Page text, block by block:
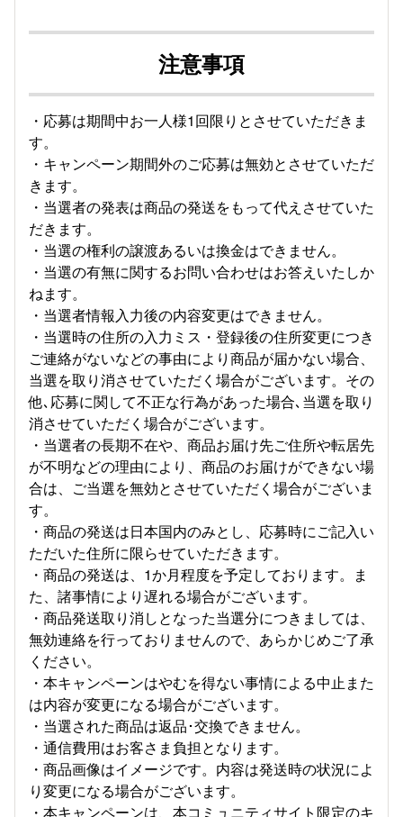
注意事項
・応募は期間中お一人様1回限りとさせていただきま
す。
・キャンペーン期間外のご応募は無効とさせていただ
きます。
・当選者の発表は商品の発送をもって代えさせていた
だきます。
・当選の権利の譲渡あるいは換金はできません。
・当選の有無に関するお問い合わせはお答えいたしか
ねます。
・当選者情報入力後の内容変更はできません。
・当選時の住所の入力ミス・登録後の住所変更につき
ご連絡がないなどの事由により商品が届かない場合、
当選を取り消させていただく場合がございます。その
他､応募に関して不正な行為があった場合､当選を取り
消させていただく場合がございます。
・当選者の長期不在や、商品お届け先ご住所や転居先
が不明などの理由により、商品のお届けができない場
合は、ご当選を無効とさせていただく場合がございま
す。
・商品の発送は日本国内のみとし、応募時にご記入い
ただいた住所に限らせていただきます。
・商品の発送は、1か月程度を予定しております。ま
た、諸事情により遅れる場合がございます。
・商品発送取り消しとなった当選分につきましては、
無効連絡を行っておりませんので、あらかじめご了承
ください。
・本キャンペーンはやむを得ない事情による中止また
は内容が変更になる場合がございます。
・当選された商品は返品･交換できません。
・通信費用はお客さま負担となります。
・商品画像はイメージです。内容は発送時の状況によ
り変更になる場合がございます。
・本キャンペーンは、本コミュニティサイト限定のキ